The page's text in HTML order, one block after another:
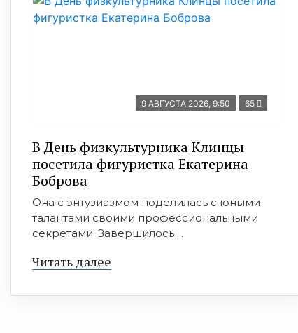
9 АВГУСТА 2026, 9:50 65
В День физкультурника Клинцы
посетила фигуристка Екатерина
Боброва
Она с энтузиазмом поделилась с юными
талантами своими профессиональными
секретами. Завершилось ...
Читать далее